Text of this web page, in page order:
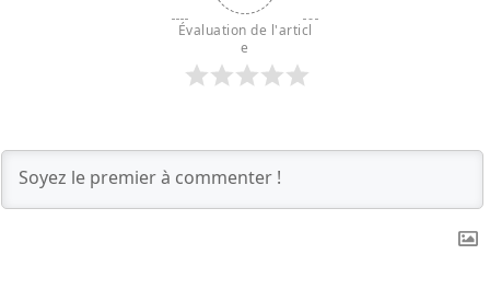
Évaluation de l'articl
e